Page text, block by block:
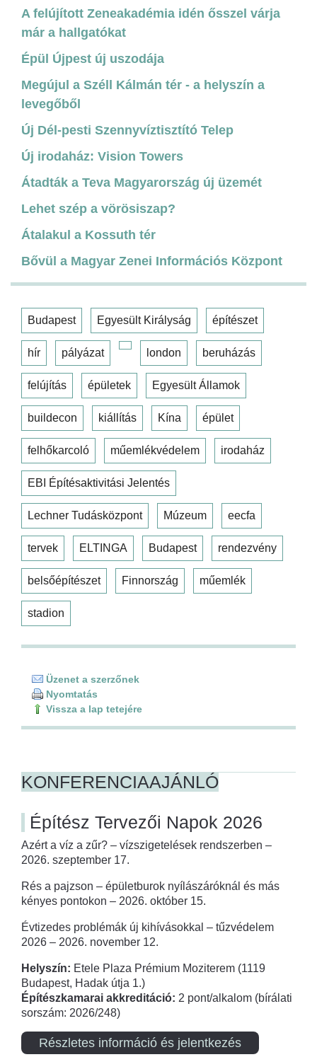
A felújított Zeneakadémia idén ősszel várja
már a hallgatókat
Épül Újpest új uszodája
Megújul a Széll Kálmán tér - a helyszín a
levegőből
Új Dél-pesti Szennyvíztisztító Telep
Új irodaház: Vision Towers
Átadták a Teva Magyarország új üzemét
Lehet szép a vörösiszap?
Átalakul a Kossuth tér
Bővül a Magyar Zenei Információs Központ
Budapest Egyesült Királyság építészet
hír pályázat london beruházás
felújítás épületek Egyesült Államok
buildecon kiállítás Kína épület
felhőkarcoló műemlékvédelem irodaház
EBI Építésaktivitási Jelentés
Lechner Tudásközpont Múzeum eecfa
tervek ELTINGA Budapest rendezvény
belsőépítészet Finnország műemlék
stadion
Üzenet a szerzőnek
Nyomtatás
Vissza a lap tetejére
KONFERENCIAAJÁNLÓ
Építész Tervezői Napok 2026
Azért a víz a zűr? – vízszigetelések rendszerben –
2026. szeptember 17.
Rés a pajzson – épületburok nyílászáróknál és más
kényes pontokon – 2026. október 15.
Évtizedes problémák új kihívásokkal – tűzvédelem
2026 – 2026. november 12.
Helyszín: Etele Plaza Prémium Moziterem (1119
Budapest, Hadak útja 1.)
Építészkamarai akkreditáció: 2 pont/alkalom (bírálati
sorszám: 2026/248)
Részletes információ és jelentkezés